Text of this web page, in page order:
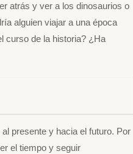
atrás y ver a los dinosaurios o
alguien viajar a una época
curso de la historia? ¿Ha
presente y hacia el futuro. Por
el tiempo y seguir